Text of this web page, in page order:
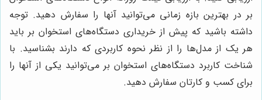
بر در بهترین بازه زمانی می‌توانید آنها را سفارش دهید. توجه
داشته باشید که پیش از خریداری دستگاه‌های استخوان بر باید
هر یک از مدل‌ها را از نظر نحوه کاربردی که دارند بشناسید. با
شناخت کاربرد دستگاه‌های استخوان بر می‌توانید یکی از آنها را
برای کسب و کارتان سفارش دهید.